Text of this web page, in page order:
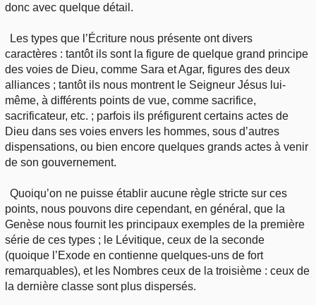
donc avec quelque détail.
Les types que l’Écriture nous présente ont divers
caractères : tantôt ils sont la figure de quelque grand principe
des voies de Dieu, comme Sara et Agar, figures des deux
alliances ; tantôt ils nous montrent le Seigneur Jésus lui-
même, à différents points de vue, comme sacrifice,
sacrificateur, etc. ; parfois ils préfigurent certains actes de
Dieu dans ses voies envers les hommes, sous d’autres
dispensations, ou bien encore quelques grands actes à venir
de son gouvernement.
Quoiqu’on ne puisse établir aucune règle stricte sur ces
points, nous pouvons dire cependant, en général, que la
Genèse nous fournit les principaux exemples de la première
série de ces types ; le Lévitique, ceux de la seconde
(quoique l’Exode en contienne quelques-uns de fort
remarquables), et les Nombres ceux de la troisième : ceux de
la dernière classe sont plus dispersés.